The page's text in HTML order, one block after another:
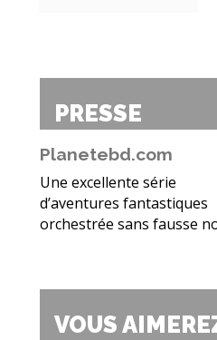
PRESSE
Planetebd.com
Une excellente série
d’aventures fantastiques
orchestrée sans fausse
VOUS